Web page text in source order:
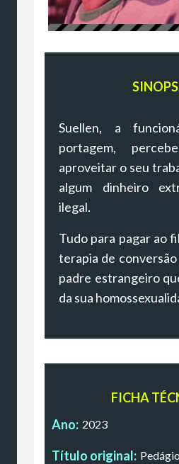
Suellen, a
portagem,
aproveitar o seu
algum dinheiro
ilegal.
Tudo para pagar ao
terapia de
padre estrangeiro
da sua
FICHA
Ano: 2023
Título original: Pedágio